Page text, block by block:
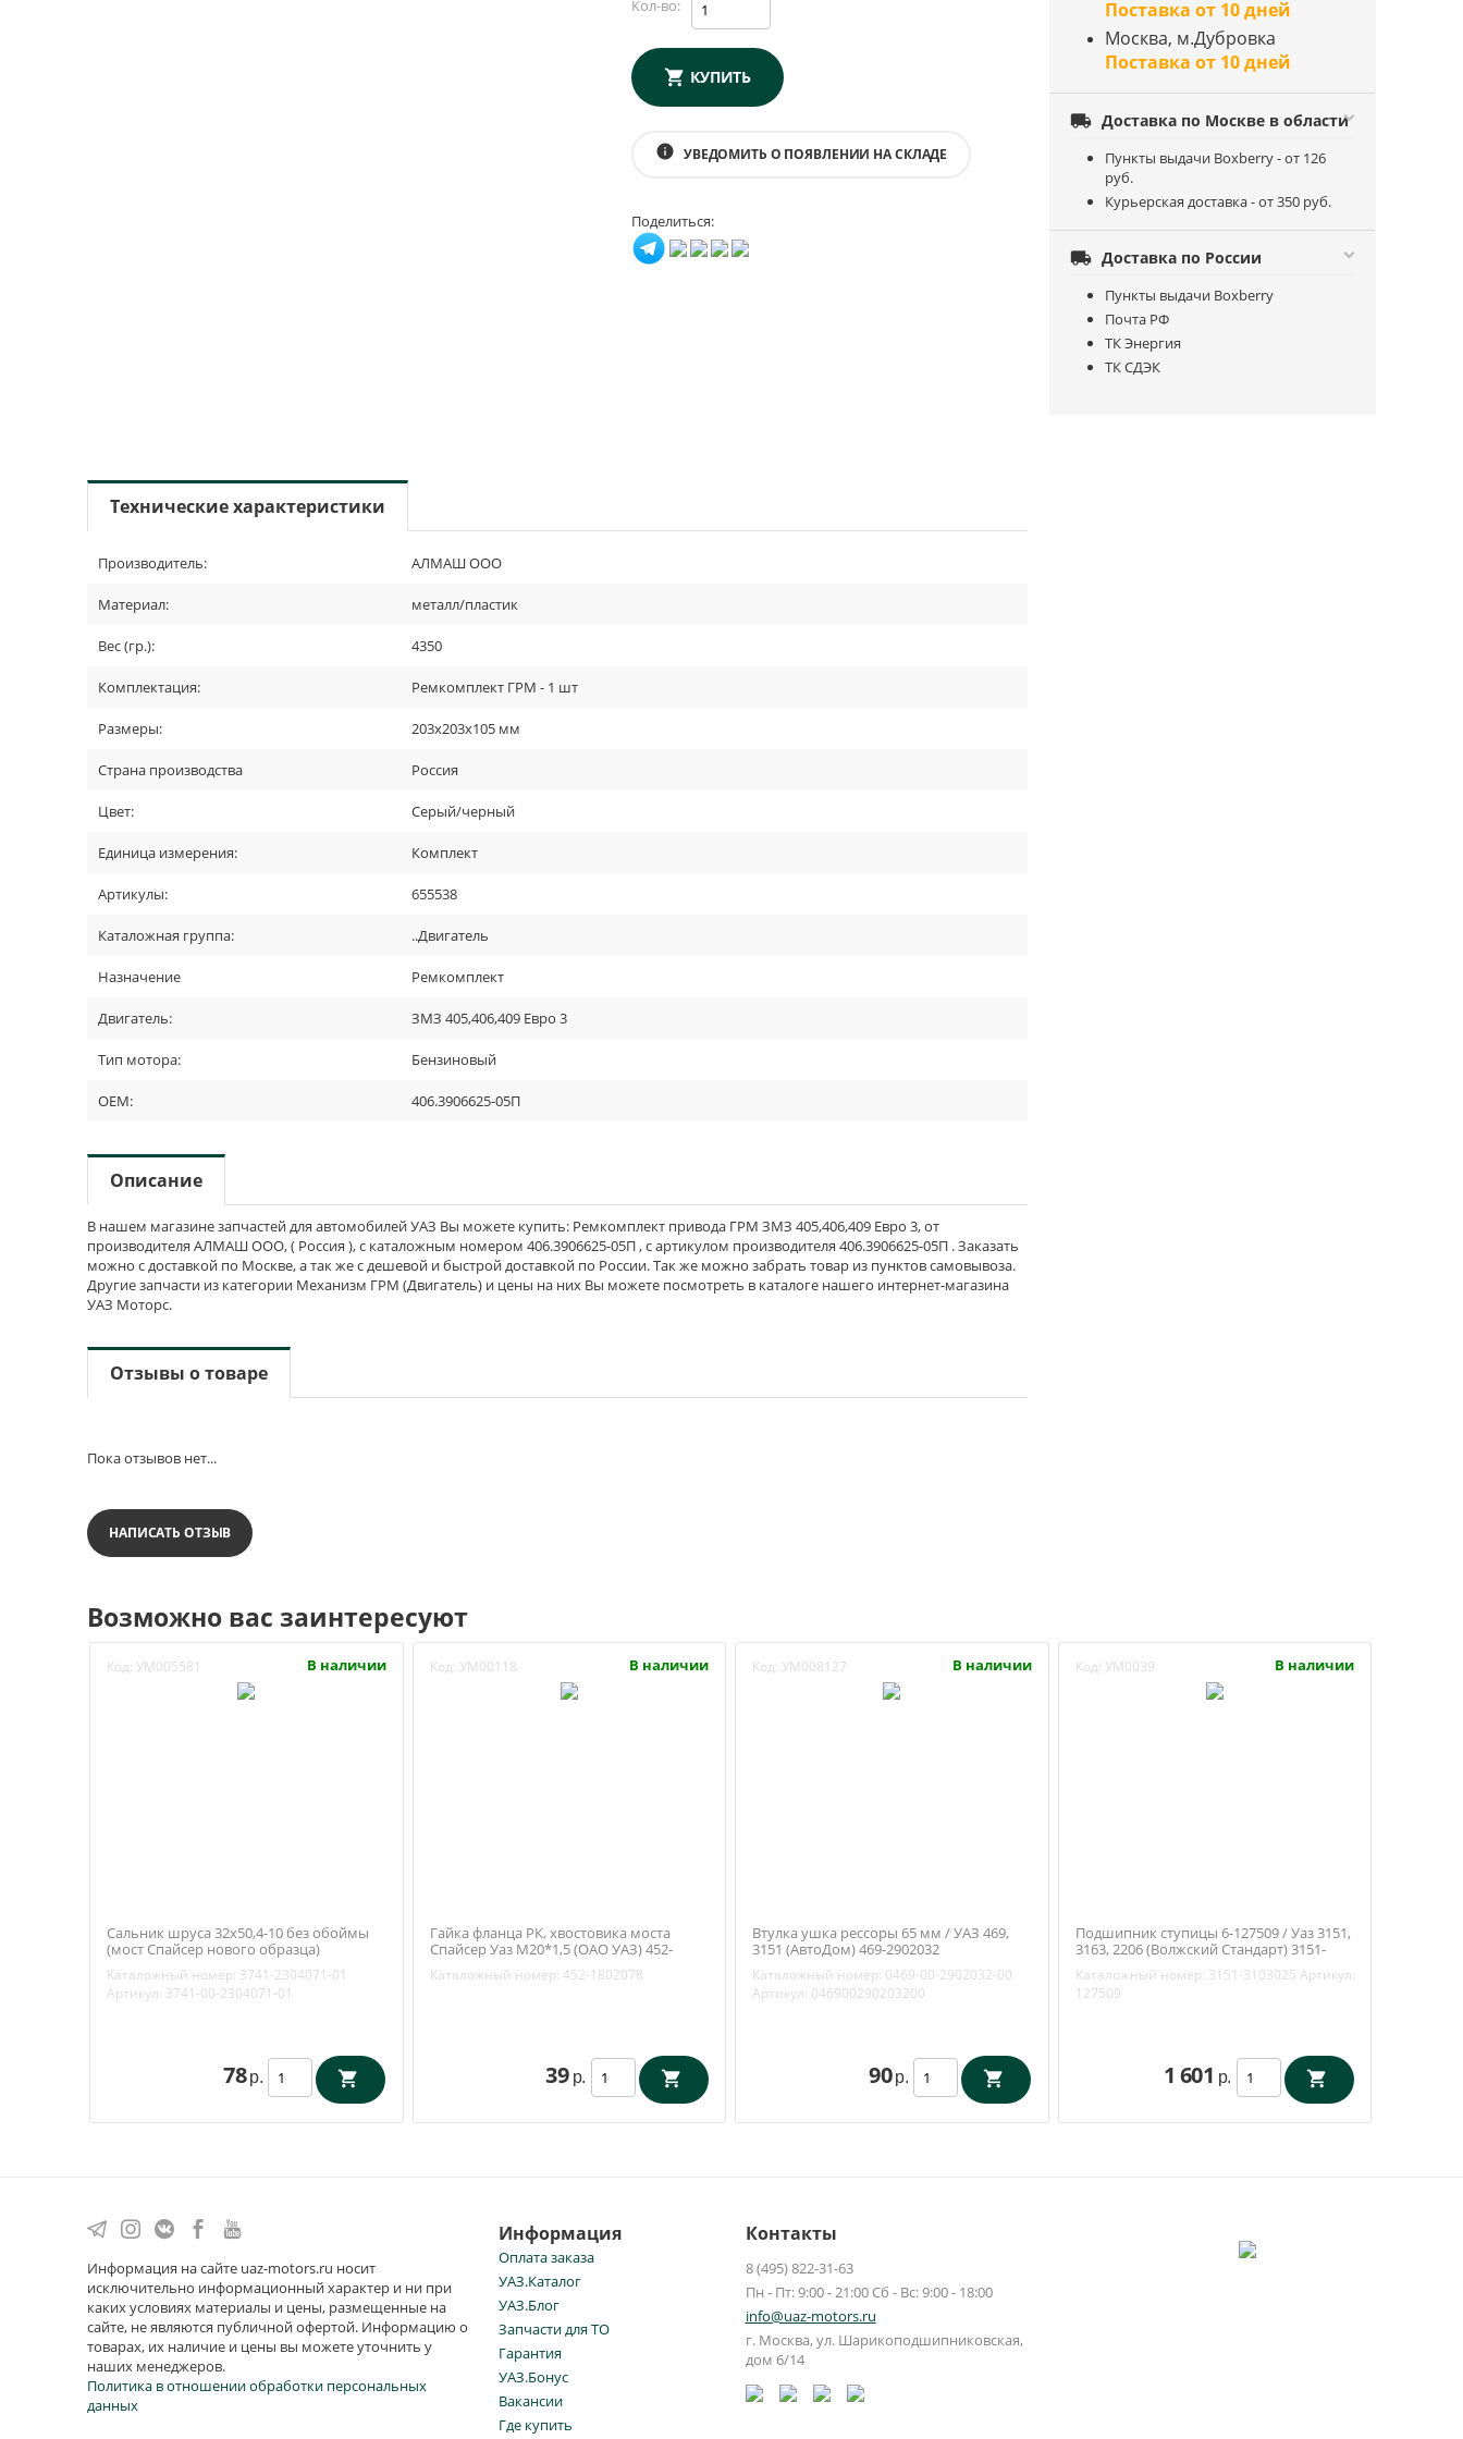
Кол-во:
КУПИТЬ
info УВЕДОМИТЬ О ПОЯВЛЕНИИ НА СКЛАДЕ
Поделиться:
Поставка от 10 дней
Москва, м.Дубровка
Поставка от 10 дней
 Доставка по Москве в области
Пункты выдачи Boxberry - от 126
руб.
Курьерская доставка - от 350 руб.
 Доставка по России
Пункты выдачи Boxberry
Почта РФ
ТК Энергия
ТК СДЭК
Технические характеристики
Производитель: АЛМАШ ООО
Материал: металл/пластик
Вес (гр.): 4350
Комплектация: Ремкомплект ГРМ - 1 шт
Размеры: 203х203х105 мм
Страна производства Россия
Цвет: Серый/черный
Единица измерения: Комплект
Артикулы: 655538
Каталожная группа: ..Двигатель
Назначение Ремкомплект
Двигатель: ЗМЗ 405,406,409 Евро 3
Тип мотора: Бензиновый
OEM: 406.3906625-05П
Описание
В нашем магазине запчастей для автомобилей УАЗ Вы можете купить: Ремкомплект привода ГРМ ЗМЗ 405,406,409 Евро 3, от
производителя АЛМАШ ООО, ( Россия ), с каталожным номером 406.3906625-05П , с артикулом производителя 406.3906625-05П . Заказать
можно с доставкой по Москве, а так же с дешевой и быстрой доставкой по России. Так же можно забрать товар из пунктов самовывоза.
Другие запчасти из категории Механизм ГРМ (Двигатель) и цены на них Вы можете посмотреть в каталоге нашего интернет-магазина
УАЗ Моторс.
Отзывы о товаре
Пока отзывов нет...
НАПИСАТЬ ОТЗЫВ
Возможно вас заинтересуют
Код: УМ005581 В наличии
Сальник шруса 32х50,4-10 без обоймы
(мост Спайсер нового образца)
Каталожный номер: 3741-2304071-01
Артикул: 3741-00-2304071-01
78 р.
Код: УМ00118 В наличии
Гайка фланца РК, хвостовика моста
Спайсер Уаз М20*1,5 (ОАО УАЗ) 452-
Каталожный номер: 452-1802078
39 р.
Код: УМ008127 В наличии
Втулка ушка рессоры 65 мм / УАЗ 469,
3151 (АвтоДом) 469-2902032
Каталожный номер: 0469-00-2902032-00
Артикул: 046900290203200
90 р.
Код: УМ0039 В наличии
Подшипник ступицы 6-127509 / Уаз 3151,
3163, 2206 (Волжский Стандарт) 3151-
Каталожный номер: 3151-3103025 Артикул:
127509
1 601 р.
Информация на сайте uaz-motors.ru носит
исключительно информационный характер и ни при
каких условиях материалы и цены, размещенные на
сайте, не являются публичной офертой. Информацию о
товарах, их наличие и цены вы можете уточнить у
наших менеджеров.
Политика в отношении обработки персональных
данных
Информация
Оплата заказа
УАЗ.Каталог
УАЗ.Блог
Запчасти для ТО
Гарантия
УАЗ.Бонус
Вакансии
Где купить
Контакты
8 (495) 822-31-63
Пн - Пт: 9:00 - 21:00 Сб - Вс: 9:00 - 18:00
info@uaz-motors.ru
г. Москва, ул. Шарикоподшипниковская,
дом 6/14